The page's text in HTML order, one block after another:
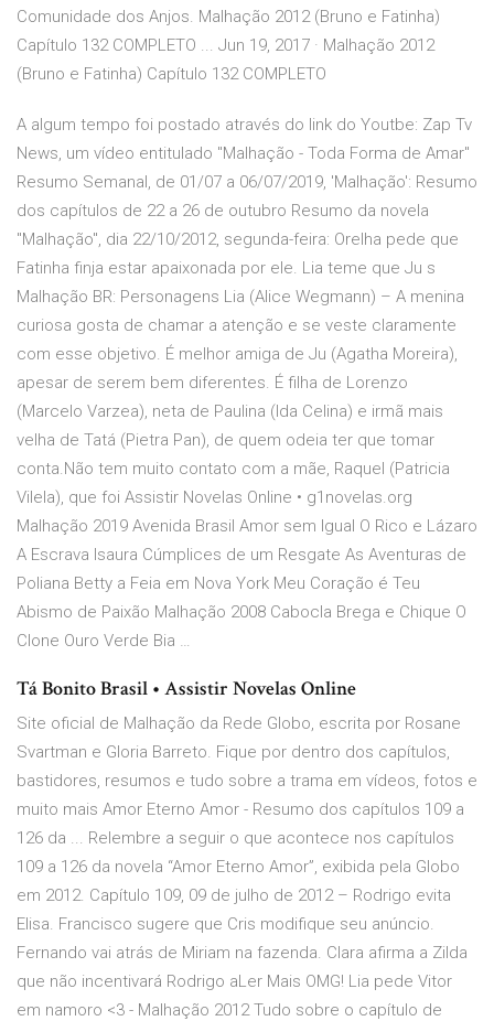
Comunidade dos Anjos. Malhação 2012 (Bruno e Fatinha)
Capítulo 132 COMPLETO ... Jun 19, 2017 · Malhação 2012
(Bruno e Fatinha) Capítulo 132 COMPLETO
A algum tempo foi postado através do link do Youtbe: Zap Tv
News, um vídeo entitulado ''Malhação - Toda Forma de Amar''
Resumo Semanal, de 01/07 a 06/07/2019, 'Malhação': Resumo
dos capítulos de 22 a 26 de outubro Resumo da novela
"Malhação", dia 22/10/2012, segunda-feira: Orelha pede que
Fatinha finja estar apaixonada por ele. Lia teme que Ju s
Malhação BR: Personagens Lia (Alice Wegmann) – A menina
curiosa gosta de chamar a atenção e se veste claramente
com esse objetivo. É melhor amiga de Ju (Agatha Moreira),
apesar de serem bem diferentes. É filha de Lorenzo
(Marcelo Varzea), neta de Paulina (Ida Celina) e irmã mais
velha de Tatá (Pietra Pan), de quem odeia ter que tomar
conta.Não tem muito contato com a mãe, Raquel (Patricia
Vilela), que foi Assistir Novelas Online • g1novelas.org
Malhação 2019 Avenida Brasil Amor sem Igual O Rico e Lázaro
A Escrava Isaura Cúmplices de um Resgate As Aventuras de
Poliana Betty a Feia em Nova York Meu Coração é Teu
Abismo de Paixão Malhação 2008 Cabocla Brega e Chique O
Clone Ouro Verde Bia …
Tá Bonito Brasil • Assistir Novelas Online
Site oficial de Malhação da Rede Globo, escrita por Rosane
Svartman e Gloria Barreto. Fique por dentro dos capítulos,
bastidores, resumos e tudo sobre a trama em vídeos, fotos e
muito mais Amor Eterno Amor - Resumo dos capítulos 109 a
126 da ... Relembre a seguir o que acontece nos capítulos
109 a 126 da novela “Amor Eterno Amor”, exibida pela Globo
em 2012. Capítulo 109, 09 de julho de 2012 – Rodrigo evita
Elisa. Francisco sugere que Cris modifique seu anúncio.
Fernando vai atrás de Miriam na fazenda. Clara afirma a Zilda
que não incentivará Rodrigo aLer Mais OMG! Lia pede Vitor
em namoro <3 - Malhação 2012 Tudo sobre o capítulo de